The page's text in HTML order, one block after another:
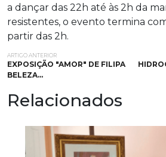
a dançar das 22h até às 2h da
resistentes, o evento termina
partir das 2h.
ARTIGO ANTERIOR
EXPOSIÇÃO "AMOR" DE FILIPA
BELEZA…
Relacionados